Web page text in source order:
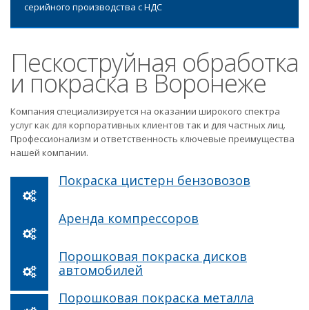
серийного производства с НДС
Пескоструйная обработка
и покраска в Воронеже
Компания специализируется на оказании широкого спектра
услуг как для корпоративных клиентов так и для частных лиц.
Профессионализм и ответственность ключевые преимущества
нашей компании.
Покраска цистерн бензовозов
Аренда компрессоров
Порошковая покраска дисков
автомобилей
Порошковая покраска металла